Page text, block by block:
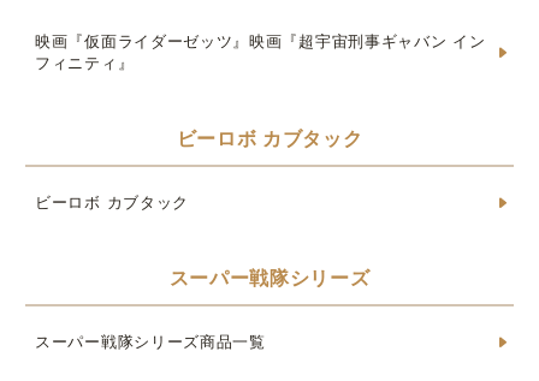
映画『仮面ライダーゼッツ』映画『超宇宙刑事ギャバン イン
フィニティ』
ビーロボ カブタック
ビーロボ カブタック
スーパー戦隊シリーズ
スーパー戦隊シリーズ商品一覧